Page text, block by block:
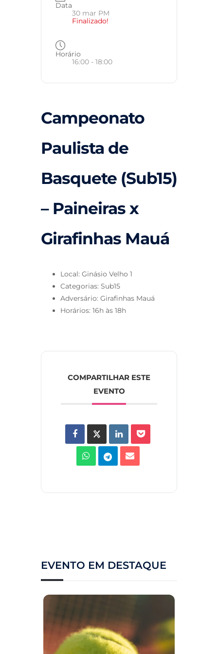
Data
30 mar PM
Finalizado!
Horário
16:00 - 18:00
Campeonato
Paulista de
Basquete (Sub15)
– Paineiras x
Girafinhas Mauá
Local: Ginásio Velho 1
Categorias: Sub15
Adversário: Girafinhas Mauá
Horários: 16h às 18h
COMPARTILHAR ESTE
EVENTO
EVENTO EM DESTAQUE